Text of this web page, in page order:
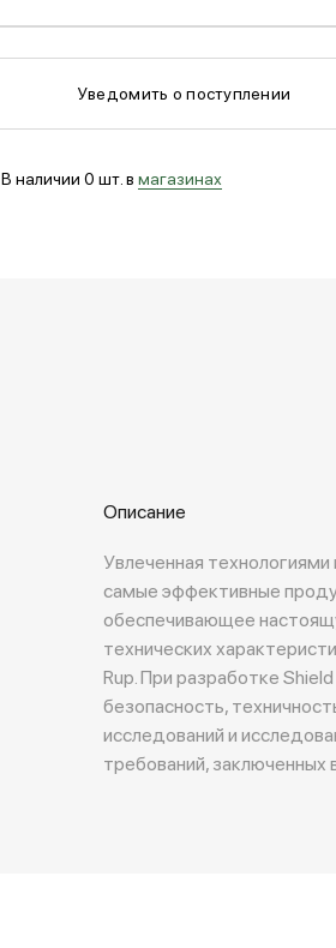
Уведомить о поступлении
В наличии 0 шт. в магазинах
Описание
Увлеченная
самые эффективные
обеспечивающее
технических
Rup. При разработке
безопасность,
исследований и
требований, заключенных